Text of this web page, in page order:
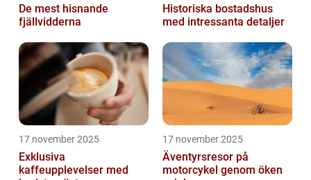
De mest hisnande
fjällvidderna
Historiska bostadshus
med intressanta detaljer
17 november 2025
Exklusiva
kaffeupplevelser med
17 november 2025
Äventyrsresor på
motorcykel genom öken